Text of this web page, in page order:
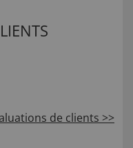
de clients >>